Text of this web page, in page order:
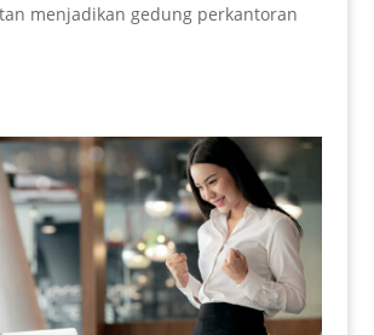
menjadikan gedung perkantoran